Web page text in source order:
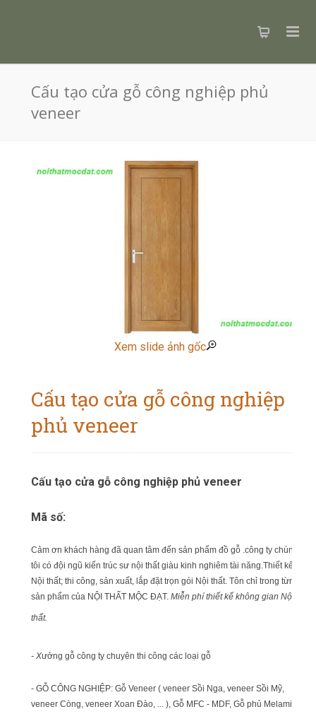
Cấu tạo cửa gỗ công nghiệp phủ
veneer
Xem slide ảnh gốc
Cấu tạo cửa gỗ công nghiệp
phủ veneer
Cấu tạo cửa gỗ công nghiệp phủ veneer
Mã số:
Cảm ơn khách hàng đã quan tâm đến sản phẩm đồ gỗ .công ty chúng
tôi có đội ngũ kiến trúc sư nội thất giàu kinh nghiêm tài năng.Thiết kế
Nội thất; thi công, sản xuất, lắp đặt trọn gói Nội thất. Tôn chỉ trong từng
sản phẩm của NỘI THẤT MỘC ĐẠT. Miễn phí thiết kế không gian Nội
thất.
- Xưởng gỗ công ty chuyên thi công các loại gỗ
- GỖ CÔNG NGHIỆP: Gỗ Veneer ( veneer Sồi Nga, veneer Sồi Mỹ,
veneer Còng, veneer Xoan Đào, ... ), Gỗ MFC - MDF, Gỗ phủ Melamin,